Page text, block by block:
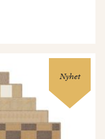
Nyhet